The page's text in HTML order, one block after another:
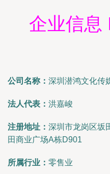
企业信息
公司名称： 深圳潜鸿文化传
法人代表： 洪嘉峻
注册地址： 深圳市龙岗区坂
田商业广场A栋D901
所属行业： 零售业